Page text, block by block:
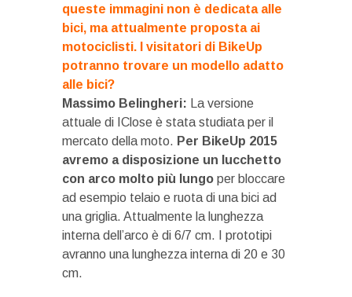
queste immagini non è dedicata alle
bici, ma attualmente proposta ai
motociclisti. I visitatori di BikeUp
potranno trovare un modello adatto
alle bici?
Massimo Belingheri: La versione
attuale di IClose è stata studiata per il
mercato della moto. Per BikeUp 2015
avremo a disposizione un lucchetto
con arco molto più lungo per bloccare
ad esempio telaio e ruota di una bici ad
una griglia. Attualmente la lunghezza
interna dell’arco è di 6/7 cm. I prototipi
avranno una lunghezza interna di 20 e 30
cm.